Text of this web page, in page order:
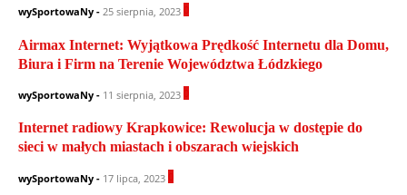
wySportowaNy - 25 sierpnia, 2023
Airmax Internet: Wyjątkowa Prędkość Internetu dla Domu,
Biura i Firm na Terenie Województwa Łódzkiego
wySportowaNy - 11 sierpnia, 2023
Internet radiowy Krapkowice: Rewolucja w dostępie do
sieci w małych miastach i obszarach wiejskich
wySportowaNy - 17 lipca, 2023